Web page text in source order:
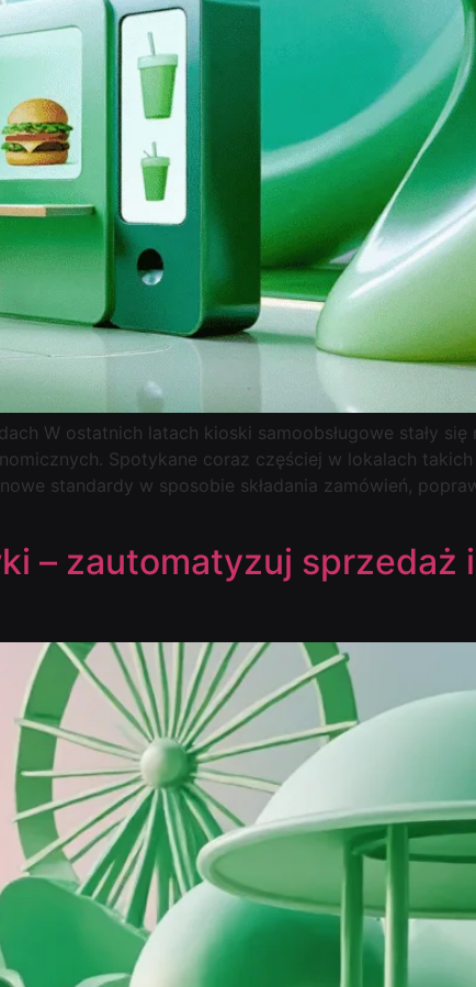
W ostatnich latach kioski samoobsługowe stały się
Spotykane coraz częściej w lokalach
standardy w sposobie składania zamówień,
– zautomatyzuj sprzedaż i